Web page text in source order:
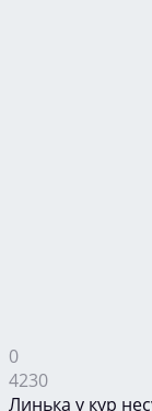
0
4230
Линька у кур